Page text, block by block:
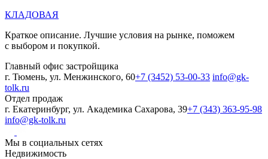
КЛАДОВАЯ
Краткое описание. Лучшие условия на рынке, поможем
с выбором и покупкой.
Главный офис застройщика
г. Тюмень, ул. Менжинского, 60+7 (3452) 53-00-33 info@gk-
tolk.ru
Отдел продаж
г. Екатеринбург, ул. Академика Сахарова, 39+7 (343) 363-95-98
info@gk-tolk.ru
Мы в социальных сетях
Недвижимость